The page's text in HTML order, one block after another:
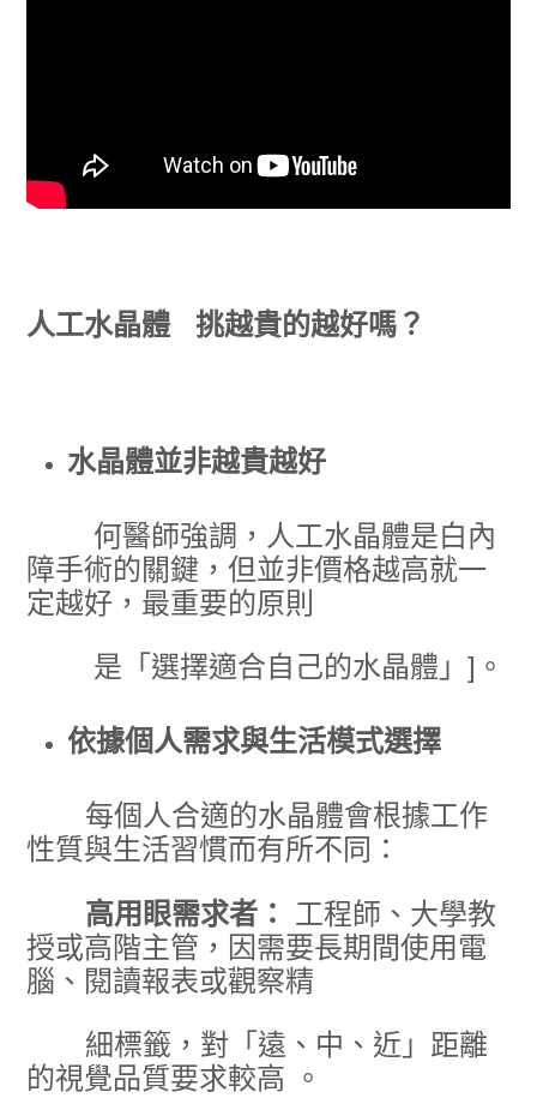
人工水晶體 挑越貴的越好嗎？
水晶體並非越貴越好
何醫師強調，人工水晶體是白內
障手術的關鍵，但並非價格越高就一
定越好，最重要的原則
是「選擇適合自己的水晶體」]。
依據個人需求與生活模式選擇
每個人合適的水晶體會根據工作
性質與生活習慣而有所不同：
高用眼需求者：
工程師、大學教
授或高階主管，因需要長期間使用電
腦、閱讀報表或觀察精
細標籤，對「遠、中、近」距離
的視覺品質要求較高 。